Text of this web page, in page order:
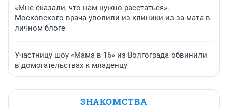
«Мне сказали, что нам нужно расстаться».
Московского врача уволили из клиники из-за мата в
личном блоге
Участницу шоу «Мама в 16» из Волгограда обвинили
в домогательствах к младенцу
ЗНАКОМСТВА